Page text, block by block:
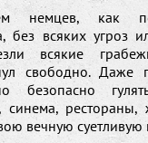
немцев, как
без всяких угроз
всякие
свободно. Даже
безопасно
синема, рестораны,
вечную суетливую